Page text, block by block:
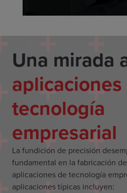
Una mirada
tecnología
empresarial
La fundición de precisión
fundamental en la fabricación
aplicaciones de tecnología
aplicaciones típicas incluyen: